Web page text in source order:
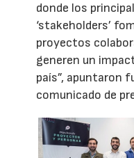
donde los
‘stakeholders’
proyectos
generen un
país”, apuntaron
comunicado de